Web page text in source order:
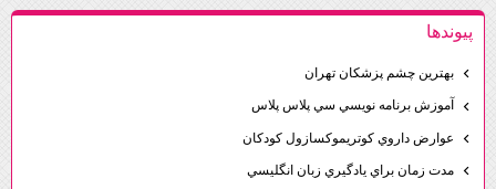
پيوندها
بهترين چشم پزشكان تهران
آموزش برنامه نويسي سي پلاس پلاس
عوارض داروي كوتريموكسازول كودكان
مدت زمان براي يادگيري زبان انگليسي